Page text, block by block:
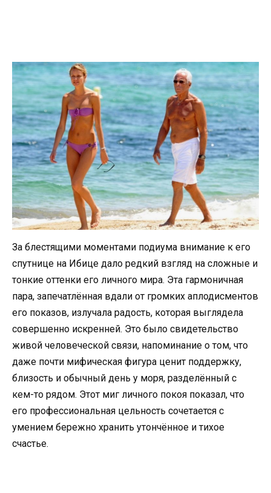
За блестящими моментами подиума внимание к его
спутнице на Ибице дало редкий взгляд на сложные и
тонкие оттенки его личного мира. Эта гармоничная
пара, запечатлённая вдали от громких аплодисментов
его показов, излучала радость, которая выглядела
совершенно искренней. Это было свидетельство
живой человеческой связи, напоминание о том, что
даже почти мифическая фигура ценит поддержку,
близость и обычный день у моря, разделённый с
кем-то рядом. Этот миг личного покоя показал, что
его профессиональная цельность сочетается с
умением бережно хранить утончённое и тихое
счастье.